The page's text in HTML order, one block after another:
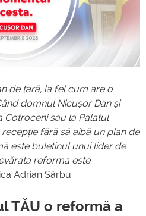
de țară, la fel cum are o
domnul Nicușor Dan și
Cotroceni sau la Palatul
fără să aibă un plan de
este buletinul unui lider de
reforma este
Adrian Sârbu.
TĂU o reformă a